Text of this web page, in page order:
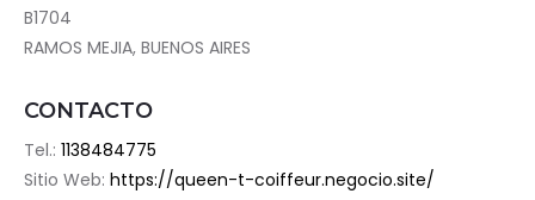
B1704
RAMOS MEJIA, BUENOS AIRES
CONTACTO
Tel.: 1138484775
Sitio Web: https://queen-t-coiffeur.negocio.site/